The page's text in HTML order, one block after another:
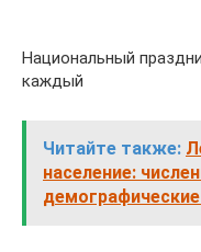
Национальный
каждый
Читайте также:
население: